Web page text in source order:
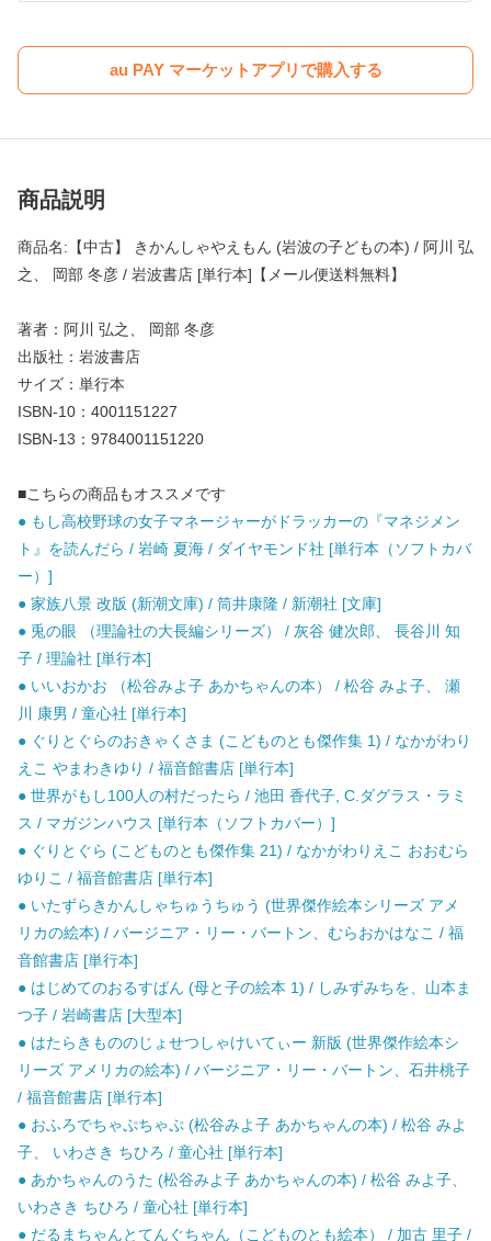
au PAY マーケットアプリで購入する
商品説明
商品名:【中古】 きかんしゃやえもん (岩波の子どもの本) / 阿川 弘
之、 岡部 冬彦 / 岩波書店 [単行本]【メール便送料無料】
著者：阿川 弘之、 岡部 冬彦
出版社：岩波書店
サイズ：単行本
ISBN-10：4001151227
ISBN-13：9784001151220
■こちらの商品もオススメです
● もし高校野球の女子マネージャーがドラッカーの『マネジメン
ト』を読んだら / 岩崎 夏海 / ダイヤモンド社 [単行本（ソフトカバ
ー）]
● 家族八景 改版 (新潮文庫) / 筒井康隆 / 新潮社 [文庫]
● 兎の眼 （理論社の大長編シリーズ） / 灰谷 健次郎、 長谷川 知
子 / 理論社 [単行本]
● いいおかお （松谷みよ子 あかちゃんの本） / 松谷 みよ子、 瀬
川 康男 / 童心社 [単行本]
● ぐりとぐらのおきゃくさま (こどものとも傑作集 1) / なかがわり
えこ やまわきゆり / 福音館書店 [単行本]
● 世界がもし100人の村だったら / 池田 香代子, C.ダグラス・ラミ
ス / マガジンハウス [単行本（ソフトカバー）]
● ぐりとぐら (こどものとも傑作集 21) / なかがわりえこ おおむら
ゆりこ / 福音館書店 [単行本]
● いたずらきかんしゃちゅうちゅう (世界傑作絵本シリーズ アメ
リカの絵本) / バージニア・リー・バートン、むらおかはなこ / 福
音館書店 [単行本]
● はじめてのおるすばん (母と子の絵本 1) / しみずみちを、山本ま
つ子 / 岩崎書店 [大型本]
● はたらきもののじょせつしゃけいてぃー 新版 (世界傑作絵本シ
リーズ アメリカの絵本) / バージニア・リー・バートン、石井桃子
/ 福音館書店 [単行本]
● おふろでちゃぷちゃぷ (松谷みよ子 あかちゃんの本) / 松谷 みよ
子、 いわさき ちひろ / 童心社 [単行本]
● あかちゃんのうた (松谷みよ子 あかちゃんの本) / 松谷 みよ子、
いわさき ちひろ / 童心社 [単行本]
● だるまちゃんとてんぐちゃん（こどものとも絵本） / 加古 里子 /